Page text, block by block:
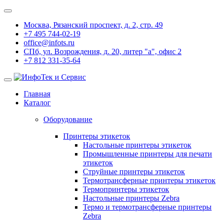
Москва, Рязанский проспект, д. 2, стр. 49
+7 495 744-02-19
office@infots.ru
СПб, ул. Возрождения, д. 20, литер "a", офис 2
+7 812 331-35-64
Главная
Каталог
Оборудование
Принтеры этикеток
Настольные принтеры этикеток
Промышленные принтеры для печати
этикеток
Струйные принтеры этикеток
Термотрансферные принтеры этикеток
Термопринтеры этикеток
Настольные принтеры Zebra
Термо и термотрансферные принтеры
Zebra